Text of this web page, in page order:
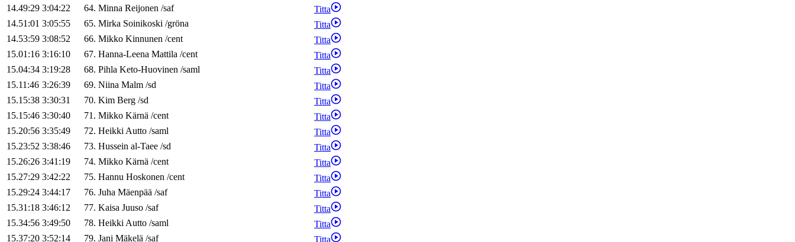
14.49:29 3:04:22 64. Minna Reijonen /saf
Titta
14.51:01 3:05:55 65. Mirka Soinikoski /gröna
Titta
14.53:59 3:08:52 66. Mikko Kinnunen /cent
Titta
15.01:16 3:16:10 67. Hanna-Leena Mattila /cent
Titta
15.04:34 3:19:28 68. Pihla Keto-Huovinen /saml
Titta
15.11:46 3:26:39 69. Niina Malm /sd
Titta
15.15:38 3:30:31 70. Kim Berg /sd
Titta
15.15:46 3:30:40 71. Mikko Kärnä /cent
Titta
15.20:56 3:35:49 72. HeikkiAutto /saml
Titta
15.23:52 3:38:46 73. Hussein al-Taee /sd
Titta
15.26:26 3:41:19 74. Mikko Kärnä /cent
Titta
15.27:29 3:42:22 75. Hannu Hoskonen /cent
Titta
15.29:24 3:44:17 76. Juha Mäenpää /saf
Titta
15.31:18 3:46:12 77. Kaisa Juuso /saf
Titta
15.34:56 3:49:50 78. HeikkiAutto /saml
Titta
15.37:20 3:52:14 79. Jani Mäkelä /saf
Titta